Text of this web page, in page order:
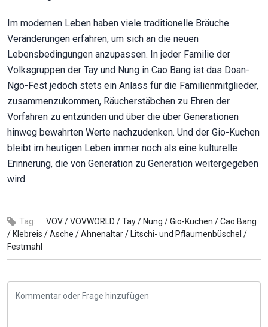
Im modernen Leben haben viele traditionelle Bräuche
Veränderungen erfahren, um sich an die neuen
Lebensbedingungen anzupassen. In jeder Familie der
Volksgruppen der Tay und Nung in Cao Bang ist das Doan-
Ngo-Fest jedoch stets ein Anlass für die Familienmitglieder,
zusammenzukommen, Räucherstäbchen zu Ehren der
Vorfahren zu entzünden und über die über Generationen
hinweg bewahrten Werte nachzudenken. Und der Gio-Kuchen
bleibt im heutigen Leben immer noch als eine kulturelle
Erinnerung, die von Generation zu Generation weitergegeben
wird.
Tag: VOV /VOVWORLD /Tay / Nung /Gio-Kuchen /Cao Bang
/ Klebreis /Asche /Ahnenaltar / Litschi- und Pflaumenbüschel /
Festmahl